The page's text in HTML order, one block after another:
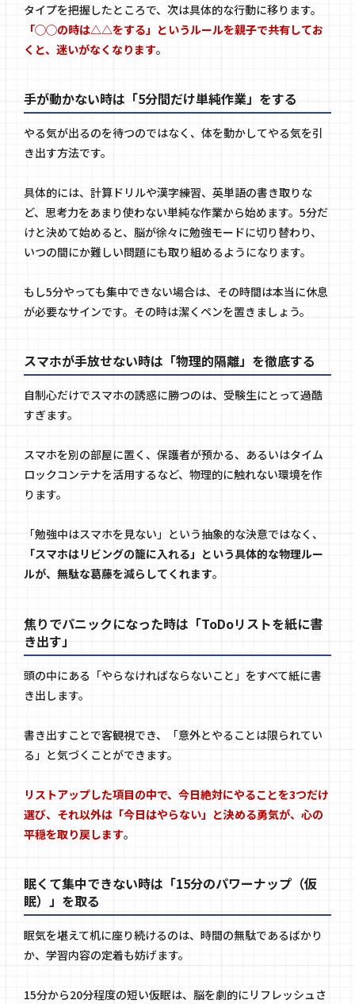
タイプを把握したところで、次は具体的な行動に移ります。
「◯◯の時は△△をする」というルールを親子で共有してお
くと、迷いがなくなります。
手が動かない時は「5分間だけ単純作業」をする
やる気が出るのを待つのではなく、体を動かしてやる気を引
き出す方法です。
具体的には、計算ドリルや漢字練習、英単語の書き取りな
ど、思考力をあまり使わない単純な作業から始めます。5分だ
けと決めて始めると、脳が徐々に勉強モードに切り替わり、
いつの間にか難しい問題にも取り組めるようになります。
もし5分やっても集中できない場合は、その時間は本当に休息
が必要なサインです。その時は潔くペンを置きましょう。
スマホが手放せない時は「物理的隔離」を徹底する
自制心だけでスマホの誘惑に勝つのは、受験生にとって過酷
すぎます。
スマホを別の部屋に置く、保護者が預かる、あるいはタイム
ロックコンテナを活用するなど、物理的に触れない環境を作
ります。
「勉強中はスマホを見ない」という抽象的な決意ではなく、
「スマホはリビングの籠に入れる」という具体的な物理ルー
ルが、無駄な葛藤を減らしてくれます。
焦りでパニックになった時は「ToDoリストを紙に書
き出す」
頭の中にある「やらなければならないこと」をすべて紙に書
き出します。
書き出すことで客観視でき、「意外とやることは限られてい
る」と気づくことができます。
リストアップした項目の中で、今日絶対にやることを3つだけ
選び、それ以外は「今日はやらない」と決める勇気が、心の
平穏を取り戻します。
眠くて集中できない時は「15分のパワーナップ（仮
眠）」を取る
眠気を堪えて机に座り続けるのは、時間の無駄であるばかり
か、学習内容の定着も妨げます。
15分から20分程度の短い仮眠は、脳を劇的にリフレッシュさ